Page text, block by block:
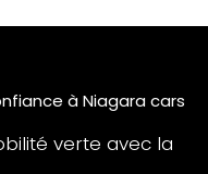
à Niagara cars
verte avec la